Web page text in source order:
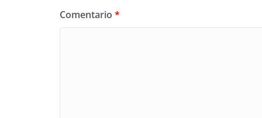
Comentario *